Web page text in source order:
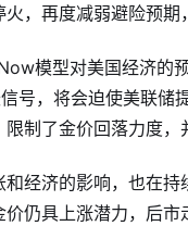
，再度减弱避险预期
模型对美国经济的
号，将会迫使美联
制了金价回落力度
经济的影响，也在
仍具上涨潜力，后